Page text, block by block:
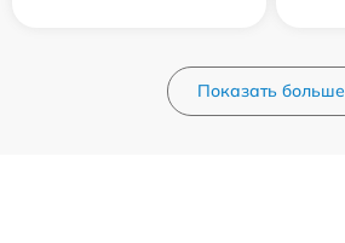
Показать больше